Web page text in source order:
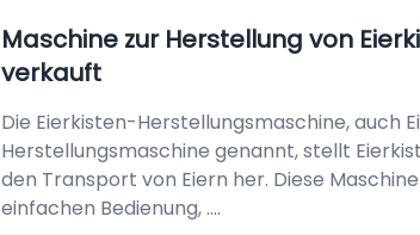
Maschine zur Herstellung von
verkauft
Die Eierkisten-Herstellungsmaschine, auch
Herstellungsmaschine genannt, stellt
den Transport von Eiern her. Diese
einfachen Bedienung, ....